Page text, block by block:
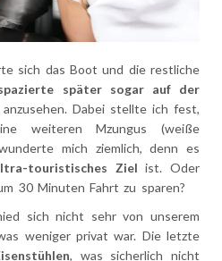
sich das Boot und die restliche
später sogar auf der
Dabei stellte ich fest,
weiteren Mzungus (weiße
mich ziemlich, denn es
touristisches Ziel ist. Oder
30 Minuten Fahrt zu sparen?
sich nicht sehr von unserem
weniger privat war. Die letzte
, was sicherlich nicht